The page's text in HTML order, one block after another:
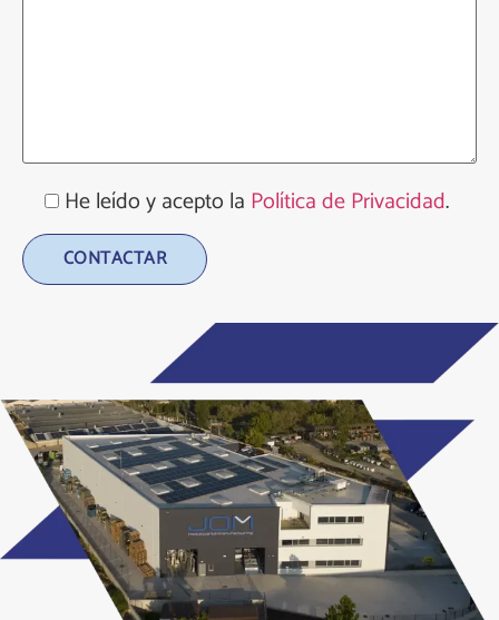
He leído y acepto la Política de Privacidad.